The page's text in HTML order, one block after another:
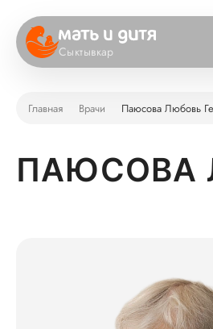
Сыктывкар
Главная Врачи Паюсова Любовь
ПАЮСОВА